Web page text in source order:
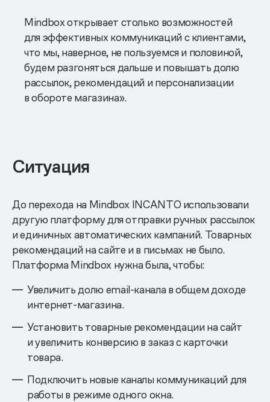
Mindbox открывает столько возможностей
для эффективных коммуникаций с клиентами,
что мы, наверное, не пользуемся и половиной,
будем разгоняться дальше и повышать долю
рассылок, рекомендаций и персонализации
в обороте магазина».
Ситуация
До перехода на Mindbox INCANTO использовали
другую платформу для отправки ручных рассылок
и единичных автоматических кампаний. Товарных
рекомендаций на сайте и в письмах не было.
Платформа Mindbox нужна была, чтобы:
Увеличить долю email-канала в общем доходе
интернет-магазина.
Установить товарные рекомендации на сайт
и увеличить конверсию в заказ с карточки
товара.
Подключить новые каналы коммуникаций для
работы в режиме одного окна.